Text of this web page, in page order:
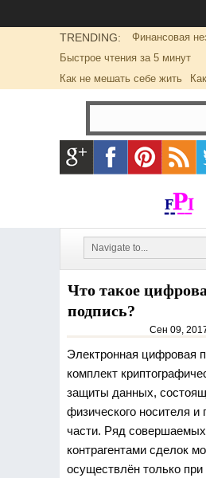
TRENDING:
Финансовая
Быстрое чтения за 5 минут
Как не мешать себе жить
Что такое
подпись?
Сен 09,
Электронная цифровая
комплект
защиты данных,
физического носителя и
части. Ряд
контрагентами сделок
осуществлён только